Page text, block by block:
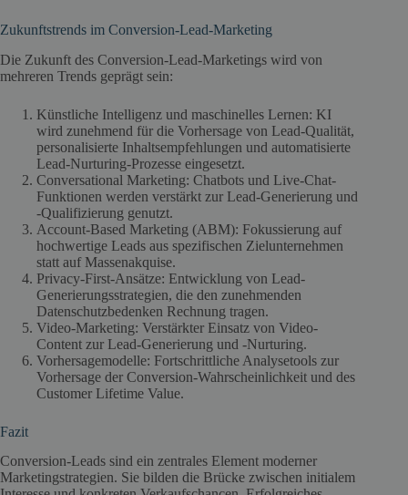
Zukunftstrends im Conversion-Lead-Marketing
Die Zukunft des Conversion-Lead-Marketings wird von
mehreren Trends geprägt sein:
Künstliche Intelligenz und maschinelles Lernen: KI
wird zunehmend für die Vorhersage von Lead-Qualität,
personalisierte Inhaltsempfehlungen und automatisierte
Lead-Nurturing-Prozesse eingesetzt.
Conversational Marketing: Chatbots und Live-Chat-
Funktionen werden verstärkt zur Lead-Generierung und
-Qualifizierung genutzt.
Account-Based Marketing (ABM): Fokussierung auf
hochwertige Leads aus spezifischen Zielunternehmen
statt auf Massenakquise.
Privacy-First-Ansätze: Entwicklung von Lead-
Generierungsstrategien, die den zunehmenden
Datenschutzbedenken Rechnung tragen.
Video-Marketing: Verstärkter Einsatz von Video-
Content zur Lead-Generierung und -Nurturing.
Vorhersagemodelle: Fortschrittliche Analysetools zur
Vorhersage der Conversion-Wahrscheinlichkeit und des
Customer Lifetime Value.
Fazit
Conversion-Leads sind ein zentrales Element moderner
Marketingstrategien. Sie bilden die Brücke zwischen initialem